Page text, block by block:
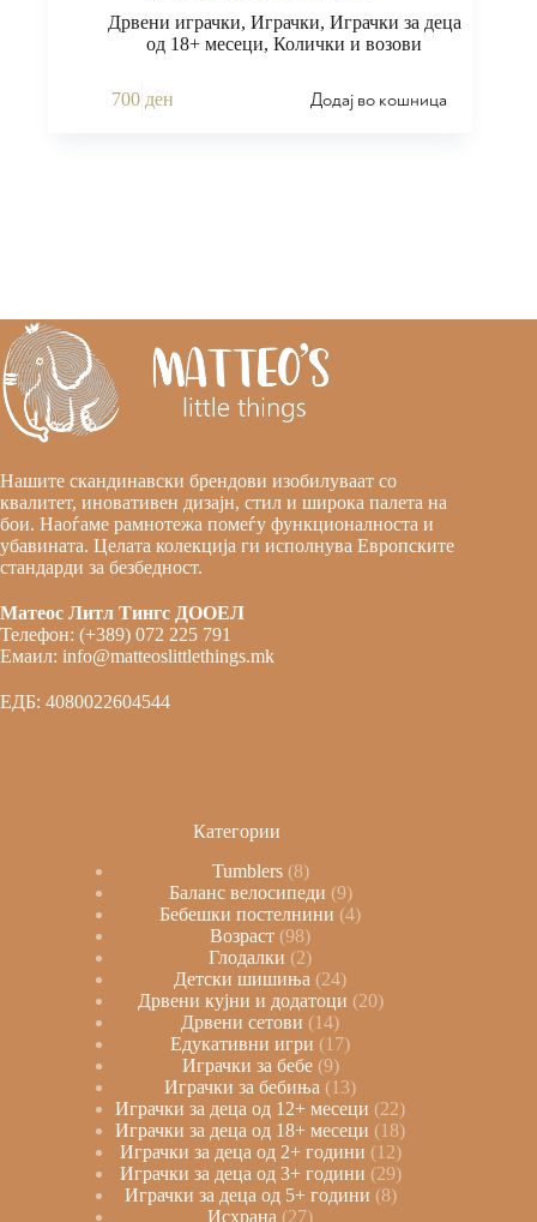
Дрвени играчки, Играчки, Играчки за деца
од 18+ месеци,Колички и возови
700 ден Додај во кошница
Нашите скандинавски брендови изобилуваат со
квалитет, иновативен дизајн, стил и широка палета на
бои. Наоѓаме рамнотежа помеѓу функционалноста и
убавината. Целата колекција ги исполнува Европските
стандарди за безбедност.
Матеос Литл Тингс ДООЕЛ
Телефон: (+389) 072 225 791
Емаил: info@matteoslittlethings.mk
ЕДБ: 4080022604544
Категории
Tumblers 8
Баланс велосипеди 9
Бебешки постелнини 4
Возраст 98
Глодалки
2
Детски шишиња
24
Дрвени кујни и додатоци 20
Дрвени сетови
14
Едукативни игри
17
Играчки за бебе 9
Играчки за бебиња
13
Играчки за деца од 12+ месеци
22
Играчки за деца од 18+ месеци
18
Играчки за деца од 2+ години 12
Играчки за деца од 3+ години 29
Играчки за деца од 5+ години 8
Исхрана
27